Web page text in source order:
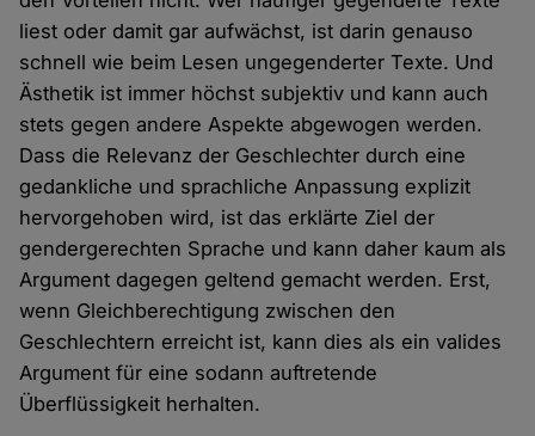
liest oder damit gar aufwächst, ist darin genauso
schnell wie beim Lesen ungegenderter Texte. Und
Ästhetik ist immer höchst subjektiv und kann auch
stets gegen andere Aspekte abgewogen werden.
Dass die Relevanz der Geschlechter durch eine
gedankliche und sprachliche Anpassung explizit
hervorgehoben wird, ist das erklärte Ziel der
gendergerechten Sprache und kann daher kaum als
Argument dagegen geltend gemacht werden. Erst,
wenn Gleichberechtigung zwischen den
Geschlechtern erreicht ist, kann dies als ein valides
Argument für eine sodann auftretende
Überflüssigkeit herhalten.